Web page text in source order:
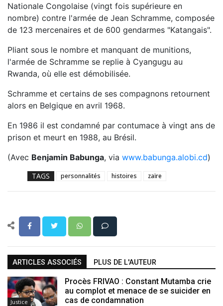
Nationale Congolaise (vingt fois supérieure en
nombre) contre l'armée de Jean Schramme, composée
de 123 mercenaires et de 600 gendarmes "Katangais".
Pliant sous le nombre et manquant de munitions,
l'armée de Schramme se replie à Cyangugu au
Rwanda, où elle est démobilisée.
Schramme et certains de ses compagnons retournent
alors en Belgique en avril 1968.
En 1986 il est condamné par contumace à vingt ans de
prison et meurt en 1988, au Brésil.
(Avec Benjamin Babunga, via www.babunga.alobi.cd)
TAGS personnalités histoires zaïre
ARTICLES ASSOCIÉS PLUS DE L'AUTEUR
Justice
Procès FRIVAO : Constant Mutamba crie
au complot et menace de se suicider en
cas de condamnation